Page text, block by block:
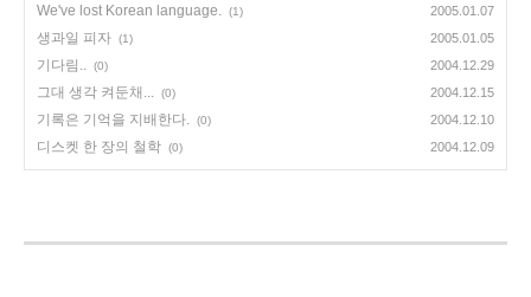
We've lost Korean language. (1) 2005.01.07
생과일 피자 (1) 2005.01.05
기다림.. (0) 2004.12.29
그대 생각 켜둔채... (0) 2004.12.15
기록은 기억을 지배한다. (0) 2004.12.10
디스켓 한 장의 철학 (0) 2004.12.09